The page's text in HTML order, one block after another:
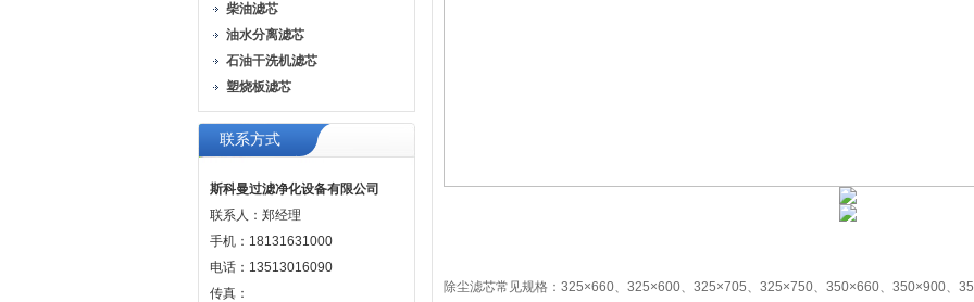
柴油滤芯
油水分离滤芯
石油干洗机滤芯
塑烧板滤芯
联系方式
斯科曼过滤净化设备有限公司
联系人：郑经理
手机：18131631000
电话：13513016090
传真：
除尘滤芯常见规格：325×660、325×600、325×705、325×750、350×660、350×900、